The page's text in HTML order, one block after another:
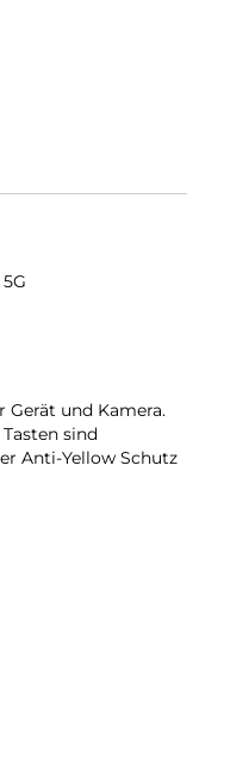
Gerät und Kamera.
sind
Anti-Yellow Schutz